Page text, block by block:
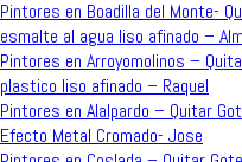
Pintores en Boadilla del Monte-
esmalte al agua liso afinado –
Pintores en Arroyomolinos –
plastico liso afinado – Raquel
Pintores en Alalpardo – Quitar
Efecto Metal Cromado- Jose